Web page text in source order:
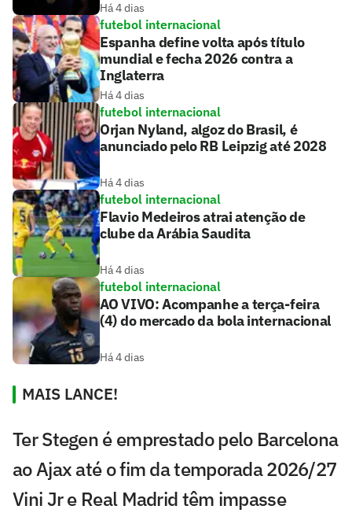
Há 4 dias
futebol internacional
Espanha define volta após título
mundial e fecha 2026 contra a
Inglaterra
Há 4 dias
futebol internacional
Orjan Nyland, algoz do Brasil, é
anunciado pelo RB Leipzig até 2028
Há 4 dias
futebol internacional
Flavio Medeiros atrai atenção de
clube da Arábia Saudita
Há 4 dias
futebol internacional
AO VIVO: Acompanhe a terça-feira
(4) do mercado da bola internacional
Há 4 dias
MAIS LANCE!
Ter Stegen é emprestado pelo Barcelona
ao Ajax até o fim da temporada 2026/27
Vini Jr e Real Madrid têm impasse